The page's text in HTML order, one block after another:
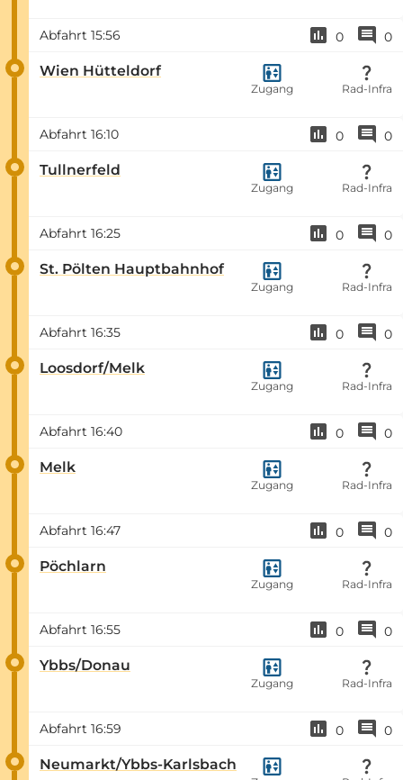
Abfahrt 15:56 0 0
Wien Hütteldorf
Zugang Rad-Infra
Abfahrt 16:10 0 0
Tullnerfeld
Zugang Rad-Infra
Abfahrt 16:25 0 0
St. Pölten Hauptbahnhof
Zugang Rad-Infra
Abfahrt 16:35 0 0
Loosdorf/Melk
Zugang Rad-Infra
Abfahrt 16:40 0 0
Melk
Zugang Rad-Infra
Abfahrt 16:47 0 0
Pöchlarn
Zugang Rad-Infra
Abfahrt 16:55 0 0
Ybbs/Donau
Zugang Rad-Infra
Abfahrt 16:59 0 0
Neumarkt/Ybbs-Karlsbach